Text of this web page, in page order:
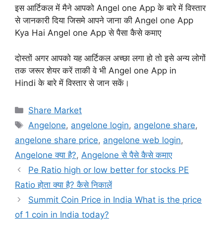
इस आर्टिकल में मैने आपको Angel one App के बारे में विस्तार
से जानकारी दिया जिसमे आपने जाना की Angel one App
Kya Hai Angel one App से पैसा कैसे कमाए
दोस्तों अगर आपको यह आर्टिकल अच्छा लगा हो तो इसे अन्य लोगों
तक जरूर शेयर करें ताकी वे भी Angel one App in
Hindi के बारे में विस्तार से जान सकें।
Categories
Share Market
Tags
Angelone, angelone login, angelone share,
angelone share price, angelone web login,
Angelone क्या है?, Angelone से पैसे कैसे कमाए
Pe Ratio high or low better for stocks PE
Ratio होता क्या है? कैसे निकालें
Summit Coin Price in India What is the price
of 1 coin in India today?